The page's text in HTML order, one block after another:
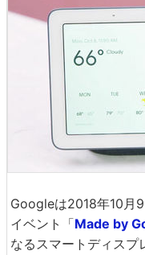
Googleは2018年10月
イベント「Made by
なるスマートディスプ